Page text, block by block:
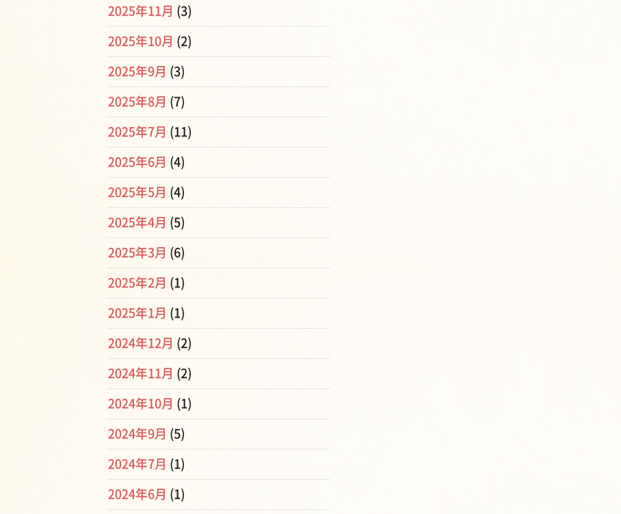
2025年11月 (3)
2025年10月 (2)
2025年9月 (3)
2025年8月 (7)
2025年7月 (11)
2025年6月 (4)
2025年5月 (4)
2025年4月 (5)
2025年3月 (6)
2025年2月 (1)
2025年1月 (1)
2024年12月 (2)
2024年11月 (2)
2024年10月 (1)
2024年9月 (5)
2024年7月 (1)
2024年6月 (1)